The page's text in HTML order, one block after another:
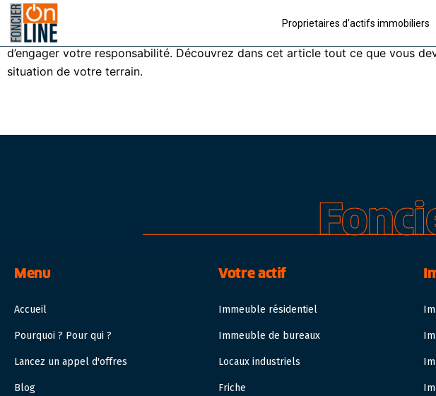
Proprietaires d’actifs immobiliers
Si vous êtes propriétaire d’un
, vous vous interrogez peut-
cas, vous pouvez en effet être tenu de fournir à l’acheteur une
d’engager votre responsabilité. Découvrez dans cet article tout ce que vous
situation de votre terrain.
Menu
Accueil
Pourquoi ? Pour qui ?
Lancez un appel d'offres
Blog
Votre actif
Immeuble résidentiel
Immeuble de bureaux
Locaux industriels
Friche